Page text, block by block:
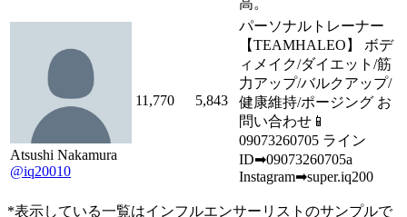
高。
Atsushi Nakamura
@iq20010
11,770 5,843
パーソナルトレーナー
【TEAMHALEO】 ボデ
ィメイク/ダイエット/筋
力アップ/バルクアップ/
健康維持/ポージング お
問い合わせ📱
09073260705 ライン
ID➡09073260705a
Instagram➡super.iq200
*表示している一覧はインフルエンサーリストのサンプルで